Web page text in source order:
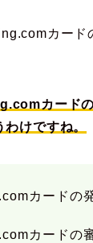
カード
カード
けですね。
カードの
カードの